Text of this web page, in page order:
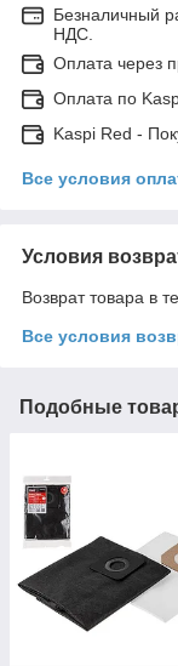
Безналичный
НДС.
Оплата через
Оплата по
Kaspi Red -
Все условия
Условия
Возврат товара в
Все условия
Подобные